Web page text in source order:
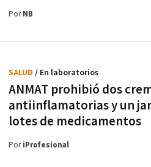
PorNB
ANMAT prohibió dos
antiinflamatorias y un
lotes de medicamentos
SALUD / En laboratorios
PoriProfesional